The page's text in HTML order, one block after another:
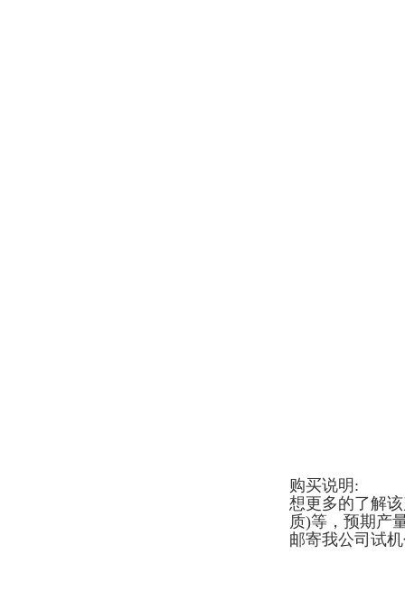
购买说明:
想更多的了解
质)等，预期产
邮寄我公司试